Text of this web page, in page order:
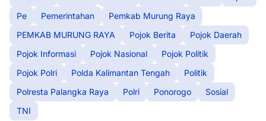
Pe
Pemerintahan
Pemkab Murung Raya
PEMKAB MURUNG RAYA
Pojok Berita
Pojok Daerah
Pojok Informasi
Pojok Nasional
Pojok Politik
Pojok Polri
Polda Kalimantan Tengah
Politik
Polresta Palangka Raya
Polri Ponorogo
Sosial
TNI